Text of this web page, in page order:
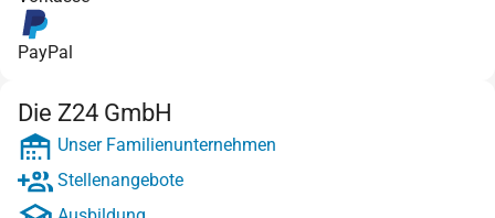
PayPal
Die Z24 GmbH
Unser Familienunternehmen
Stellenangebote